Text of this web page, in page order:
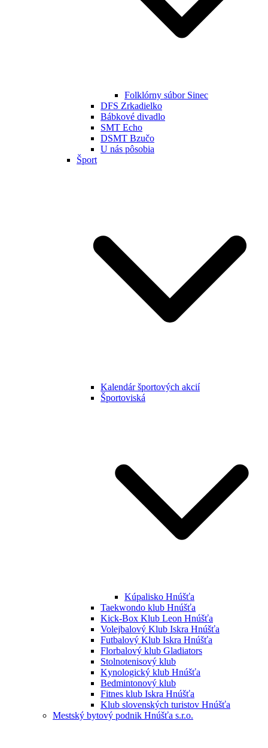
Folklórny súbor Sinec
DFS Zrkadielko
Bábkové divadlo
SMT Echo
DSMT Bzučo
U nás pôsobia
Šport
Kalendár športových akcií
Športoviská
Kúpalisko Hnúšťa
Taekwondo klub Hnúšťa
Kick-Box Klub Leon Hnúšťa
Volejbalový Klub Iskra Hnúšťa
Futbalový Klub Iskra Hnúšťa
Florbalový klub Gladiators
Stolnotenisový klub
Kynologický klub Hnúšťa
Bedmintonový klub
Fitnes klub Iskra Hnúšťa
Klub slovenských turistov Hnúšťa
Mestský bytový podnik Hnúšťa s.r.o.